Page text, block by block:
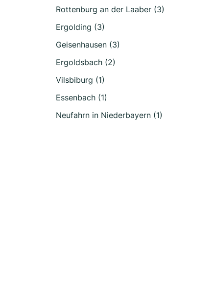
Rottenburg an der Laaber (3)
Ergolding (3)
Geisenhausen (3)
Ergoldsbach (2)
Vilsbiburg (1)
Essenbach (1)
Neufahrn in Niederbayern (1)